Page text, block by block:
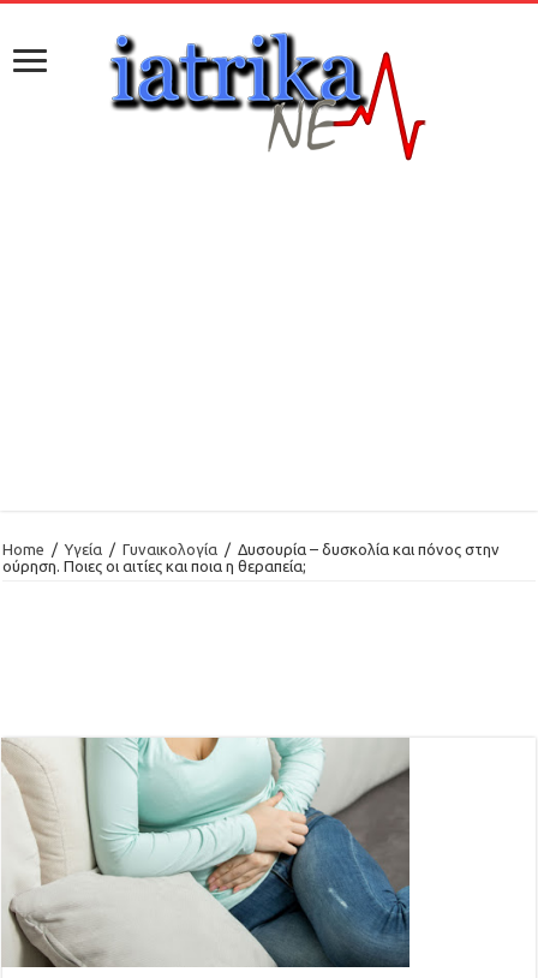
Home / Υγεία / Γυναικολογία / Δυσουρία – δυσκολία και πόνος στην
ούρηση. Ποιες οι αιτίες και ποια η θεραπεία;